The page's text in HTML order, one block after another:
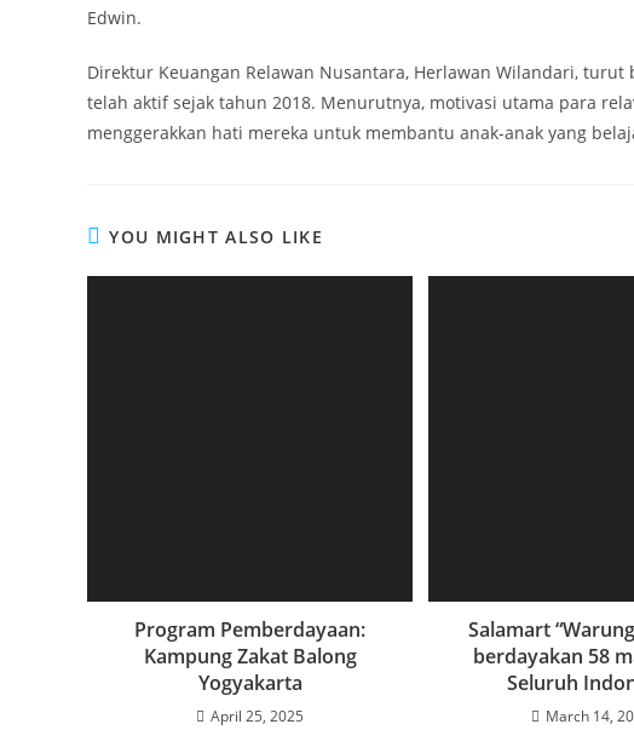
Edwin.
Direktur Keuangan Relawan Nusantara, Herlawan Wilandari,
telah aktif sejak tahun 2018. Menurutnya, motivasi utama para
menggerakkan hati mereka untuk membantu anak-anak yang
YOU MIGHT ALSO LIKE
Program Pemberdayaan:
Kampung Zakat Balong
Yogyakarta
April 25, 2025
Salamart
berdayakan 58
Seluruh
March 14,